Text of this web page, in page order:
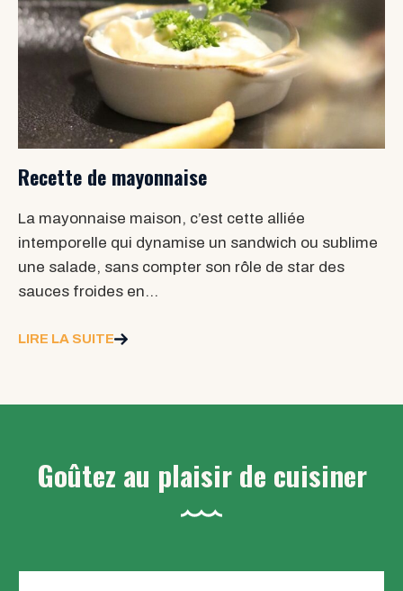
Recette de mayonnaise
La mayonnaise maison, c’est cette alliée
intemporelle qui dynamise un sandwich ou sublime
une salade, sans compter son rôle de star des
sauces froides en…
LIRE LA SUITE
Goûtez au plaisir de cuisiner